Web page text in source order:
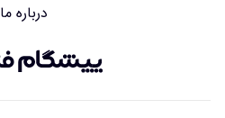
درباره ما